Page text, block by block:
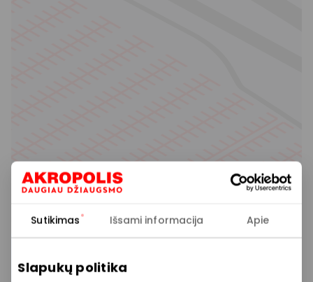
Sutikimas Išsami informacija Apie
Slapukų politika